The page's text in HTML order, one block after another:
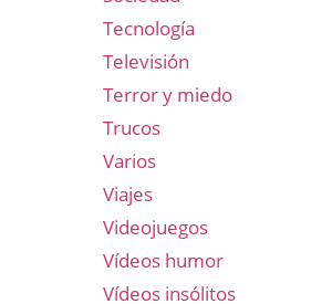
Tecnología
Televisión
Terror y miedo
Trucos
Varios
Viajes
Videojuegos
Vídeos humor
Vídeos insólitos